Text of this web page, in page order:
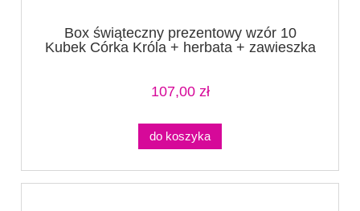
Box świąteczny prezentowy wzór 10
Kubek Córka Króla + herbata + zawieszka
107,00 zł
do koszyka